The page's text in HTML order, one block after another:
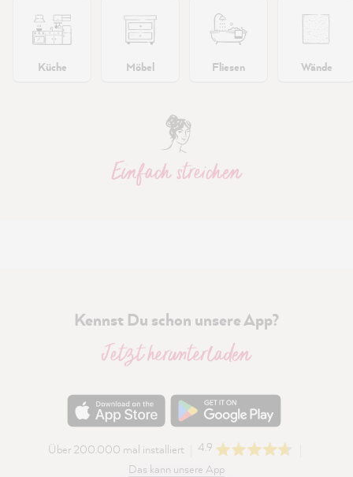
Einfach streichen
Küche Möbel Fliesen Wände
Kennst Du schon unsere App?
Jetzt herunterladen
Über 200.000 mal installiert
4.9
Das kann unsere App